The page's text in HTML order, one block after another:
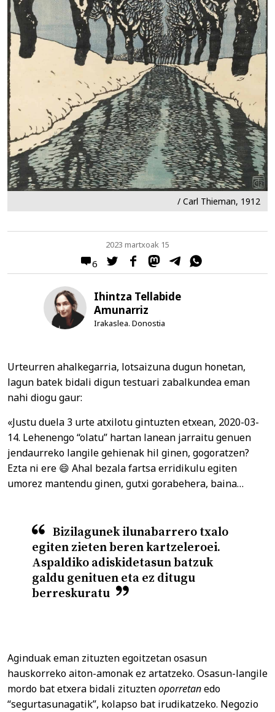
/ Carl Thieman, 1912
6
2023 martxoak 15
Ihintza Tellabide
Amunarriz
Irakaslea. Donostia
Urteurren ahalkegarria, lotsaizuna dugun honetan,
lagun batek bidali digun testuari zabalkundea eman
nahi diogu gaur:
«Justu duela 3 urte atxilotu gintuzten etxean, 2020-03-
14. Lehenengo “olatu” hartan lanean jarraitu genuen
jendaurreko langile gehienak hil ginen, gogoratzen?
Ezta ni ere 😄 Ahal bezala fartsa erridikulu egiten
umorez mantendu ginen, gutxi gorabehera, baina…
Bizilagunek ilunabarrero txalo
egiten zieten beren kartzeleroei.
Aspaldiko adiskidetasun batzuk
galdu genituen eta ez ditugu
berreskuratu
Aginduak eman zituzten egoitzetan osasun
hauskorreko aiton-amonak ez artatzeko. Osasun-langile
mordo bat etxera bidali zituztenoporretanedo
“segurtasunagatik”, kolapso bat irudikatzeko. Negozio